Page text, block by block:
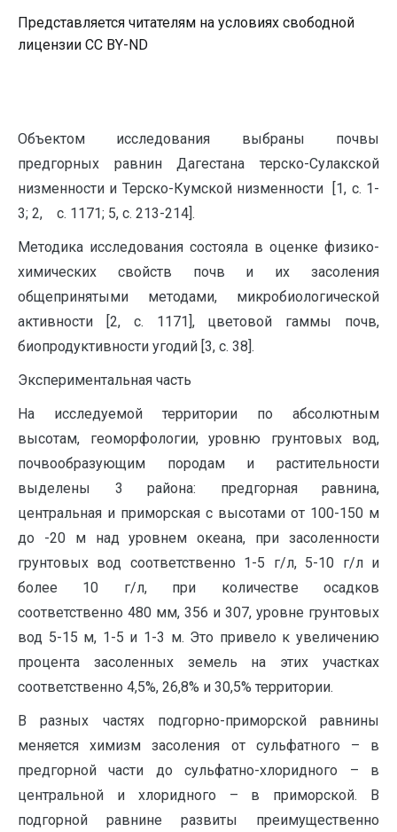
Представляется читателям на условиях свободной
лицензии CC BY-ND
Объектом исследования выбраны почвы
предгорных равнин Дагестана терско-Сулакской
низменности и Терско-Кумской низменности [1, с. 1-
3; 2, с. 1171; 5, с. 213-214].
Методика исследования состояла в оценке физико-
химических свойств почв и их засоления
общепринятыми методами, микробиологической
активности [2, с. 1171], цветовой гаммы почв,
биопродуктивности угодий [3, с. 38].
Экспериментальная часть
На исследуемой территории по абсолютным
высотам, геоморфологии, уровню грунтовых вод,
почвообразующим породам и растительности
выделены 3 района: предгорная равнина,
центральная и приморская с высотами от 100-150 м
до -20 м над уровнем океана, при засоленности
грунтовых вод соответственно 1-5 г/л, 5-10 г/л и
более 10 г/л, при количестве осадков
соответственно 480 мм, 356 и 307, уровне грунтовых
вод 5-15 м, 1-5 и 1-3 м. Это привело к увеличению
процента засоленных земель на этих участках
соответственно 4,5%, 26,8% и 30,5% территории.
В разных частях подгорно-приморской равнины
меняется химизм засоления от сульфатного – в
предгорной части до сульфатно-хлоридного – в
центральной и хлоридного – в приморской. В
подгорной равнине развиты преимущественно